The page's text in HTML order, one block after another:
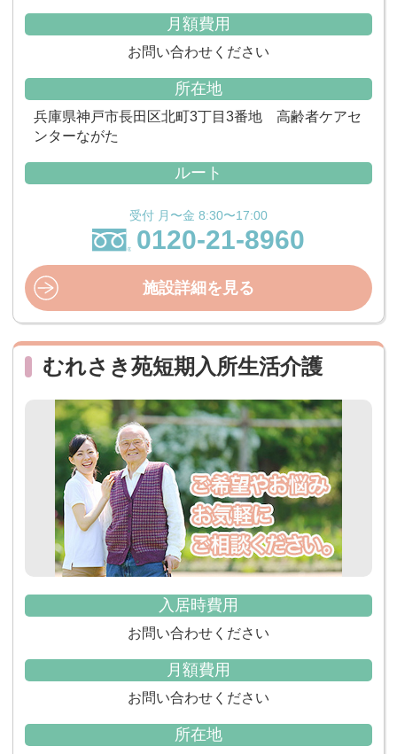
月額費用
お問い合わせください
所在地
兵庫県神戸市長田区北町3丁目3番地 高齢者ケアセ
ンターながた
ルート
受付 月〜金 8:30〜17:00
0120-21-8960
施設詳細を見る
むれさき苑短期入所生活介護
入居時費用
お問い合わせください
月額費用
お問い合わせください
所在地